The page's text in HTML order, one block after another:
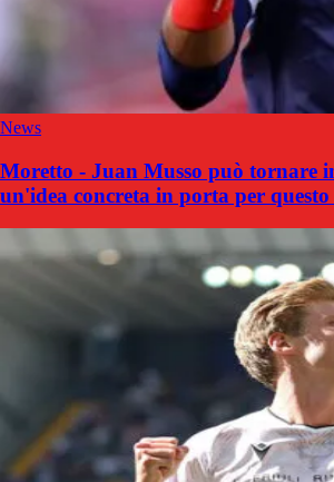
News
Moretto - Juan Musso può tornare
un'idea concreta in porta per questo